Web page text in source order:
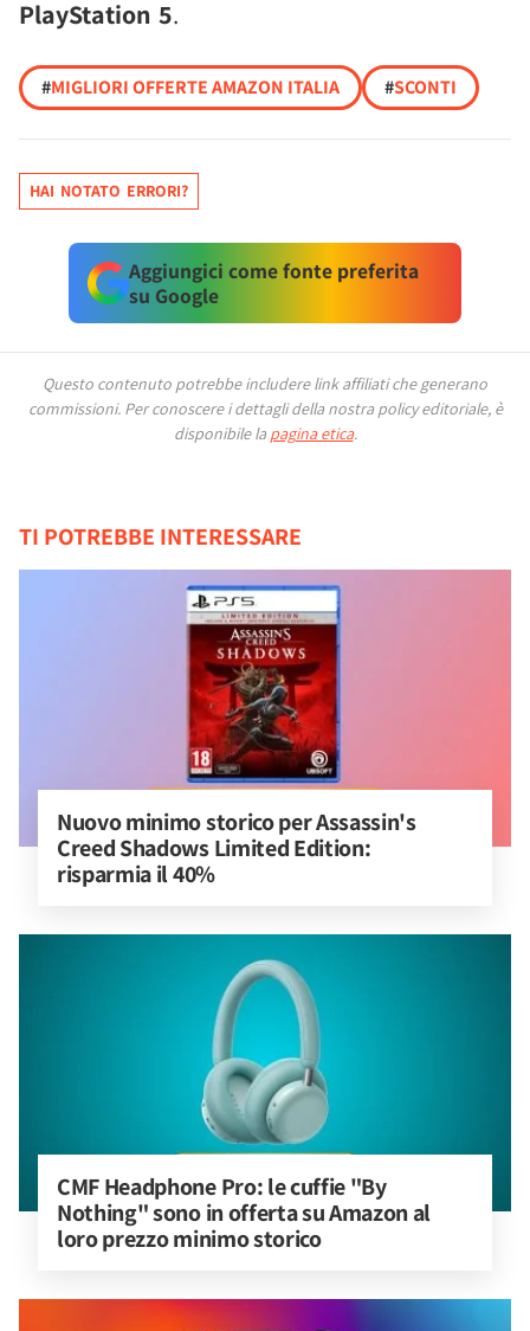
PlayStation 5.
#MIGLIORI OFFERTE AMAZON ITALIA #SCONTI
HAI NOTATO ERRORI?
Aggiungici come fonte preferita
su Google
Questo contenuto potrebbe includere link affiliati che generano
commissioni. Per conoscere i dettagli della nostra policy editoriale, è
disponibile la pagina etica.
TI POTREBBE INTERESSARE
Nuovo minimo storico per Assassin's
Creed Shadows Limited Edition:
risparmia il 40%
CMF Headphone Pro: le cuffie "By
Nothing" sono in offerta su Amazon al
loro prezzo minimo storico